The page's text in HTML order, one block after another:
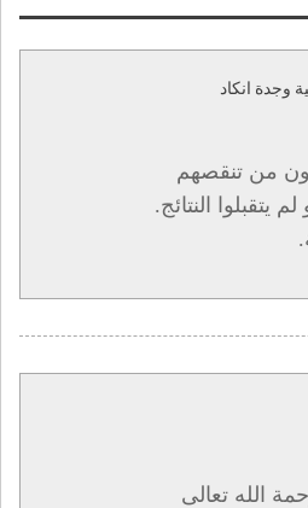
وجدة انكاد
من تنقصهم
يتقبلوا النتائج.
الله تعالى